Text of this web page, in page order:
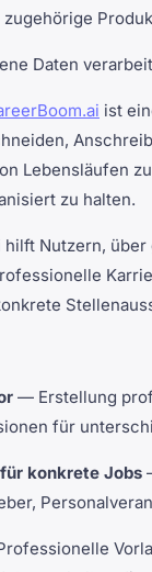
Daten
ist
Lebensläufen
zu halten.
hilft Nutzern,
— Erstellung
für
konkrete Jobs